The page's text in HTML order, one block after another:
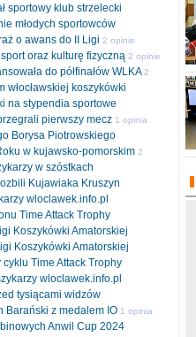
sportowy klub strzelecki
młodych sportowców
o awans do II Ligi 2 opinie
oraz kulturę fizyczną 2 opinie
do półfinałów WLKA 2
koszykówki
na stypendia sportowe
pierwszy mecz 1 opinia
Borysa Piotrowskiego
w kujawsko-pomorskim 2
w szóstkach
Kujawiaka Kruszyn
wloclawek.info.pl
Time Attack Trophy
Koszykówki Amatorskiej
Koszykówki Amatorskiej
Time Attack Trophy
wloclawek.info.pl
tysiącami widzów
Barański z medalem IO 1 opinia
Anwil Cup 2024